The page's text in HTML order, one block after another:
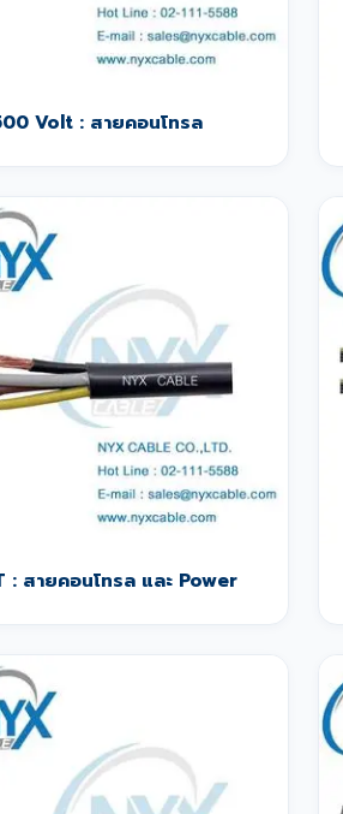
Volt : สายคอนโทรล
: สายคอนโทรล และ Power